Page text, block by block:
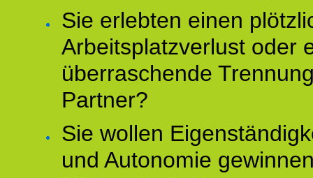
Sie erlebten einen
Arbeitsplatzverlust oder
überraschende
Partner?
Sie wollen
und Autonomie